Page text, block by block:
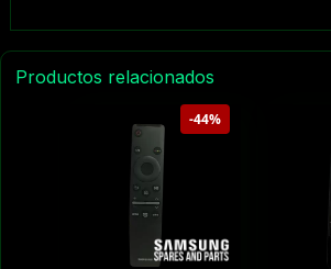
Productos relacionados
-44%